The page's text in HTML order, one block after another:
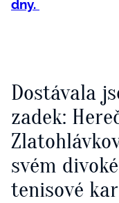
dny.
Dostávala
zadek:
svém
tenisové